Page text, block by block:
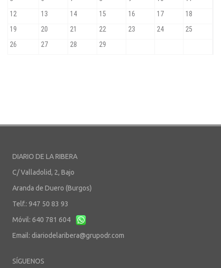
DIARIO DE LA RIBERA
C/ Valladolid, 2, Bajo
Aranda de Duero (Burgos)
Telf.: 947 50 83 93
Móvil: 640 781 604
Email: diariodelaribera@grupodr.com
SÍGUENOS